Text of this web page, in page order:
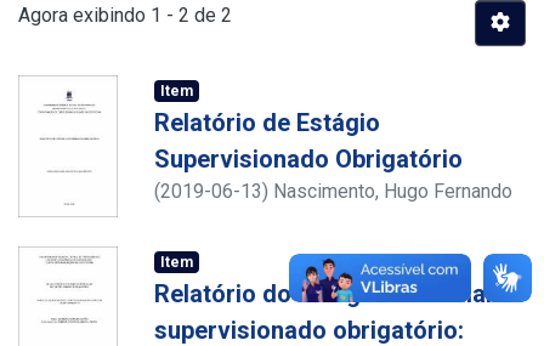
Agora exibindo 1 - 2 de 2
Item
Relatório de Estágio
Supervisionado Obrigatório
(2019-06-13) Nascimento, Hugo Fernando
Ramos de
http://lattes.cnpq.br/8552194153767195;
http://lattes.cnpq.br/4011530135756687
Item
Relatório do estágio curricular
supervisionado obrigatório: